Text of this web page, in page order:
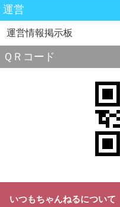
運営
運営情報掲示板
ＱＲコード
いつもちゃんねるについて